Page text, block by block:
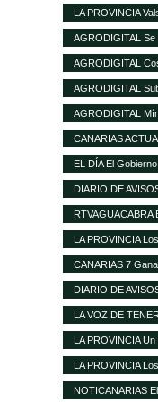
transgénicos en la
LA PROVINCIA
abaratar
AGRODIGITAL
maíz de los
AGRODIGITAL
Brasil
AGRODIGITAL
publicadas por el
AGRODIGITAL
ganadería en
CANARIAS
del Cabildo
destinadas al
EL DÍA El
DIARIO DE
RTVAGUACABRA
ante la nefasta
LA PROVINCIA
cochinos para
CANARIAS 7
insular funcione
DIARIO DE
como elemento
LA VOZ DE
vanguardia de
registrados
LA PROVINCIA
productos en la
LA PROVINCIA
1.500 cochinos
NOTICANARIAS